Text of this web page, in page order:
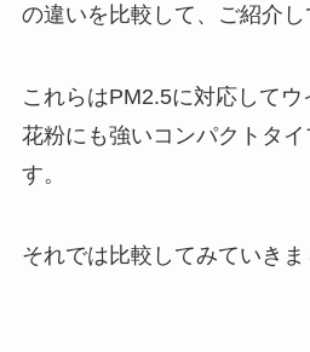
の違いを比較して、ご紹介し
これらはPM2.5に対応してウ
花粉にも強いコンパクトタ
す。
それでは比較してみていきま